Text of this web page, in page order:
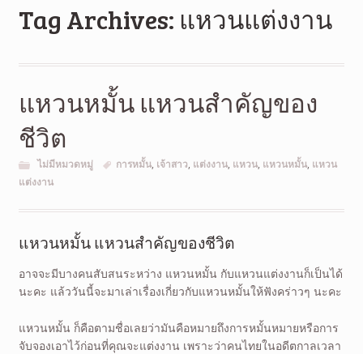
Tag Archives: แหวนแต่งงาน
แหวนหมั้น แหวนสำคัญของ
ชีวิต
ไม่มีหมวดหมู่ การหมั้น, เจ้าสาว, แต่งงาน, แหวน, แหวนหมั้น, แหวน
แต่งงาน
แหวนหมั้น แหวนสำคัญของชีวิต
อาจจะมีบางคนสับสนระหว่าง แหวนหมั้น กับแหวนแต่งงานก็เป็นได้
นะคะ แล้ววันนี้จะมาเล่าเรื่องเกี่ยวกับแหวนหมั้นให้ฟังคร่าวๆ นะคะ
แหวนหมั้น ก็คือตามชื่อเลยว่ามันคือหมายถึงการหมั้นหมายหรือการ
จับจองเอาไว้ก่อนที่คุณจะแต่งงาน เพราะว่าคนไทยในอดีตกาลเวลา